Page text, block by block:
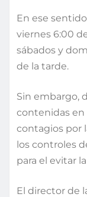
En ese
viernes 6:00
sábados y
de la tarde.
Sin embargo,
contenidas en
contagios por
los controles
para el evitar
El director de